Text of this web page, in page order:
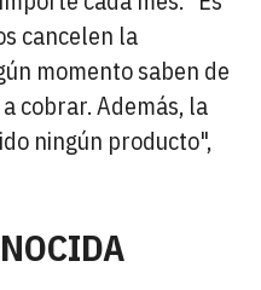
cancelen la
momento saben de
cobrar. Además, la
ningún producto",